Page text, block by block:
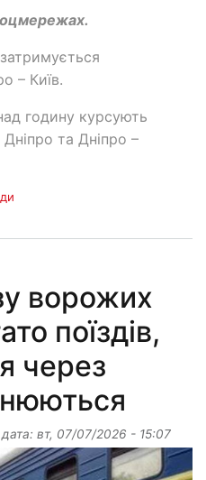
– Київ.
годину курсують
та Дніпро –
ворожих
поїздів,
через
дата: вт, 07/07/2026 - 15:07